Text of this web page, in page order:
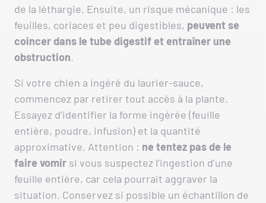
de la léthargie. Ensuite, un risque mécanique : les
feuilles, coriaces et peu digestibles, peuvent se
coincer dans le tube digestif et entraîner une
obstruction.
Si votre chien a ingéré du laurier-sauce,
commencez par retirer tout accès à la plante.
Essayez d’identifier la forme ingérée (feuille
entière, poudre, infusion) et la quantité
approximative. Attention : ne tentez pas de le
faire vomir si vous suspectez l’ingestion d’une
feuille entière, car cela pourrait aggraver la
situation. Conservez si possible un échantillon de